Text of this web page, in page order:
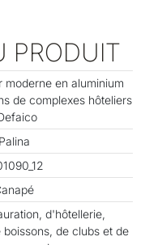
PRODUIT
moderne en aluminium
de complexes hôteliers
Defaico
Palina
d'hôtellerie,
de clubs et de